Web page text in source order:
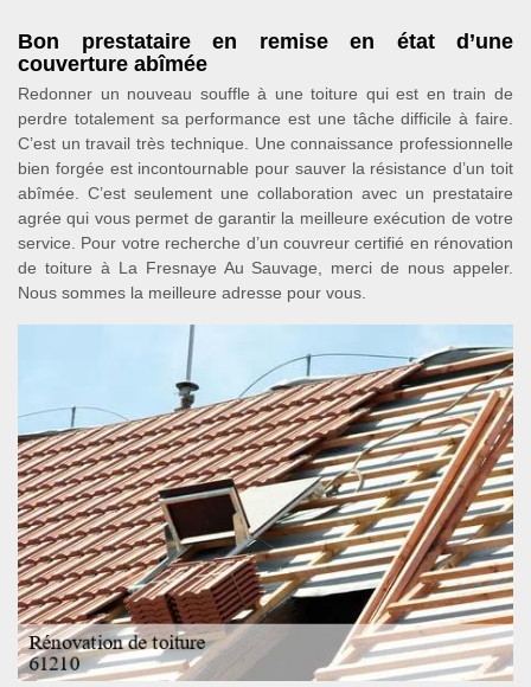
Bon prestataire en remise en état d’une
couverture abîmée
Redonner un nouveau souffle à une toiture qui est en train de
perdre totalement sa performance est une tâche difficile à faire.
C’est un travail très technique. Une connaissance professionnelle
bien forgée est incontournable pour sauver la résistance d’un toit
abîmée. C’est seulement une collaboration avec un prestataire
agrée qui vous permet de garantir la meilleure exécution de votre
service. Pour votre recherche d’un couvreur certifié en rénovation
de toiture à La Fresnaye Au Sauvage, merci de nous appeler.
Nous sommes la meilleure adresse pour vous.